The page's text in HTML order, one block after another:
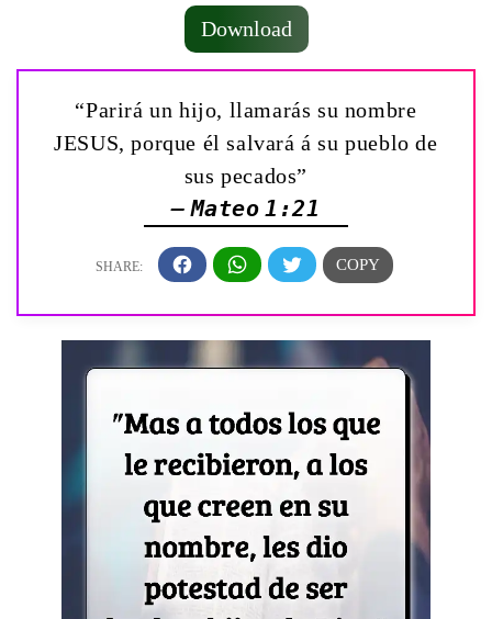
Download
“Parirá un hijo, llamarás su nombre
JESUS, porque él salvará á su pueblo de
sus pecados”
— Mateo 1:21